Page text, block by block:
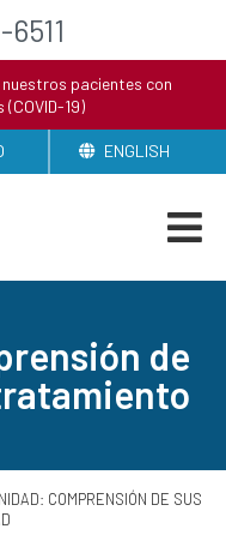
pacientes con
19)
ENGLISH
de
COMPRENSIÓN DE SUS